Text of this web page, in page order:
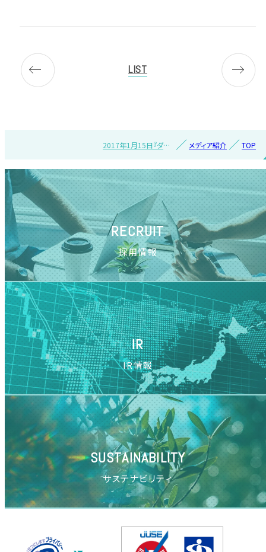
LIST
TOP
メディア紹介
2017年1月15日『ダイ
RECRUIT
採用情報
IR
IR情報
SUSTAINABILITY
サステナビリティ